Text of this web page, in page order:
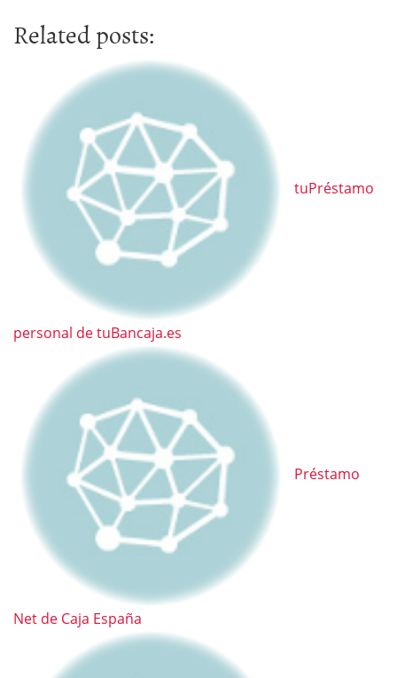
Related posts:
tuPréstamo
personal de tuBancaja.es
Préstamo
Net de Caja España